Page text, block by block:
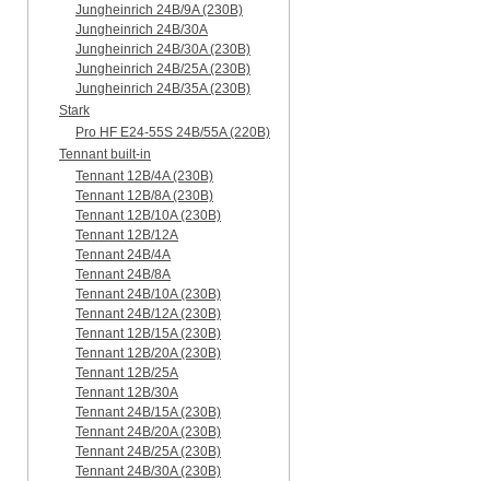
Jungheinrich 24B/9A (230B)
Jungheinrich 24B/30A
Jungheinrich 24B/30A (230B)
Jungheinrich 24B/25A (230B)
Jungheinrich 24B/35A (230B)
Stark
Pro HF E24-55S 24B/55A (220B)
Tennant built-in
Tennant 12B/4A (230B)
Tennant 12B/8A (230B)
Tennant 12B/10A (230B)
Tennant 12B/12A
Tennant 24B/4A
Tennant 24B/8A
Tennant 24B/10A (230B)
Tennant 24B/12A (230B)
Tennant 12B/15A (230B)
Tennant 12B/20A (230B)
Tennant 12B/25A
Tennant 12B/30A
Tennant 24B/15A (230B)
Tennant 24B/20A (230B)
Tennant 24B/25A (230B)
Tennant 24B/30A (230B)